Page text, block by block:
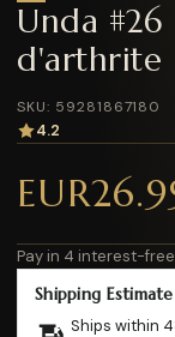
Unda
d'arthrite
SKU: 59281867180
4.2
Pay in 4 interest-
Shipping Estimate
Ships within